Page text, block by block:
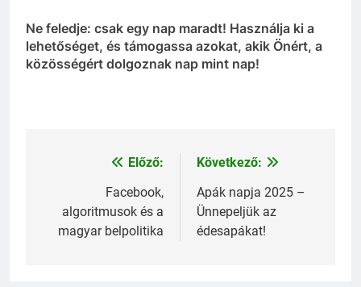
Ne feledje: csak egy nap maradt! Használja ki a
lehetőséget, és támogassa azokat, akik Önért, a
közösségért dolgoznak nap mint nap!
Bejegyzés
navigáció
Előző:
Facebook,
algoritmusok és a
magyar belpolitika
Következő:
Apák napja 2025 –
Ünnepeljük az
édesapákat!